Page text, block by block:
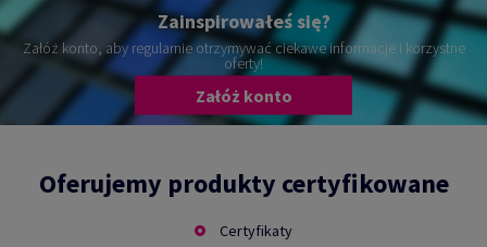
Zainspirowałeś się?
Załóż konto, aby regularnie otrzymywać ciekawe informacje i korzystne
oferty!
Załóż konto
Oferujemy produkty certyfikowane
Certyfikaty